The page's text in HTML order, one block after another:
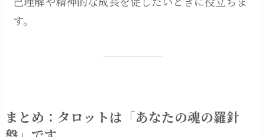
す。
まとめ：タロットは「あなたの魂の羅針